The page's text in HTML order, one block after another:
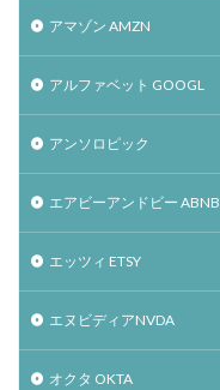
アマゾン AMZN
アルファベット GOOGL
アンソロピック
エアビーアンドビー ABNB
エッツィ ETSY
エヌビディアNVDA
オクタ OKTA